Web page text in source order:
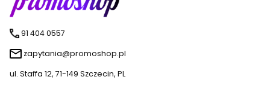
91 404 0557
zapytania@promoshop.pl
ul. Staffa 12, 71-149 Szczecin, PL